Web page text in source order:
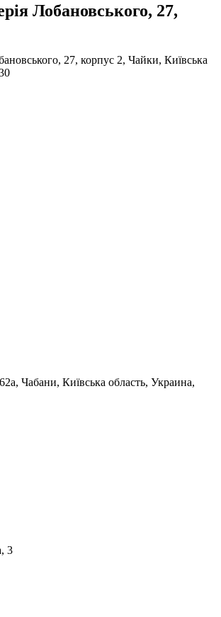
Лобановського, 27,
27, корпус 2, Чайки, Київська
Чабани, Київська область, Украина,
3